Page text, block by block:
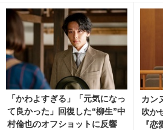
「かわよすぎる」「元気になっ
て良かった」回復した“柳生”中
村倫也のオフショットに反響
カン
吹か
『